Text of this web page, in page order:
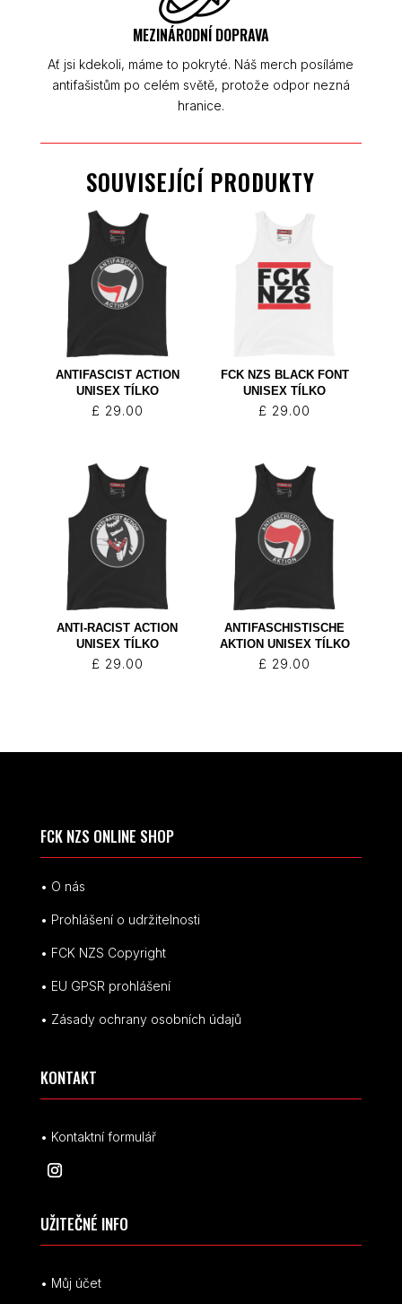
MEZINÁRODNÍ DOPRAVA
Ať jsi kdekoli, máme to pokryté. Náš merch posíláme
antifašistům po celém světě, protože odpor nezná
hranice.
SOUVISEJÍCÍ PRODUKTY
ANTIFASCIST ACTION
UNISEX TÍLKO
£ 29.00
FCK NZS BLACK FONT
UNISEX TÍLKO
£ 29.00
ANTI-RACIST ACTION
UNISEX TÍLKO
£ 29.00
ANTIFASCHISTISCHE
AKTION UNISEX TÍLKO
£ 29.00
FCK NZS ONLINE SHOP
• O nás
• Prohlášení o udržitelnosti
• FCK NZS Copyright
• EU GPSR prohlášení
• Zásady ochrany osobních údajů
KONTAKT
• Kontaktní formulář
UŽITEČNÉ INFO
• Můj účet